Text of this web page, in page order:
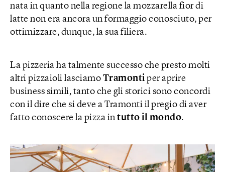
nata in quanto nella regione la mozzarella fior di
latte non era ancora un formaggio conosciuto, per
ottimizzare, dunque, la sua filiera.
La pizzeria ha talmente successo che presto molti
altri pizzaioli lasciamo Tramontiper aprire
business simili, tanto che gli storici sono concordi
con il dire che si deve a Tramonti il pregio di aver
fatto conoscere la pizza in tutto il mondo.